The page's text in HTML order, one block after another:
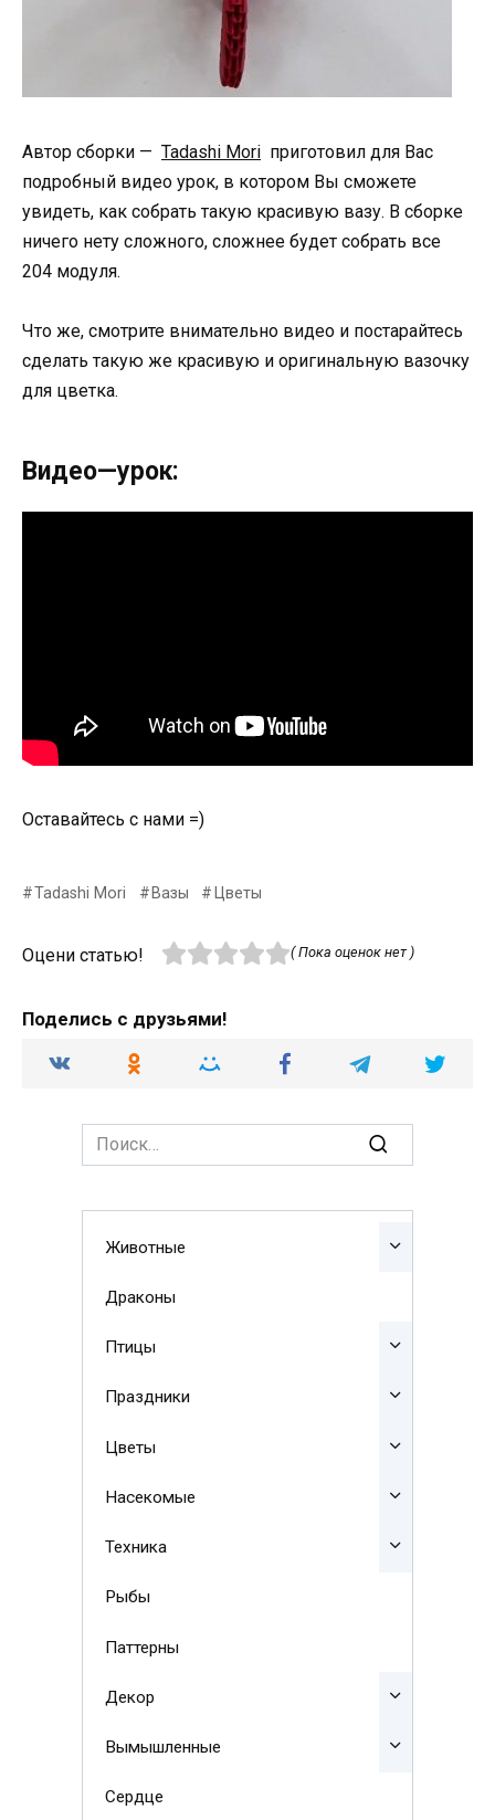
Автор сборки — Tadashi Mori приготовил для Вас
подробный видео урок, в котором Вы сможете
увидеть, как собрать такую красивую вазу. В сборке
ничего нету сложного, сложнее будет собрать все
204 модуля.
Что же, смотрите внимательно видео и постарайтесь
сделать такую же красивую и оригинальную вазочку
для цветка.
Видео—урок:
Оставайтесь с нами =)
Tadashi Mori Вазы Цветы
Оцени статью! ( Пока оценок нет )
Поделись с друзьями!
Search
for:
Животные
Драконы
Птицы
Праздники
Цветы
Насекомые
Техника
Рыбы
Паттерны
Декор
Вымышленные
Сердце